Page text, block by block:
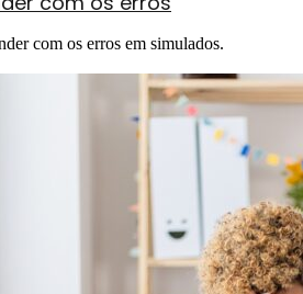
com os erros em simulados.